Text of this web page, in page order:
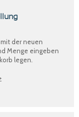
der neuen
Menge eingeben
legen.